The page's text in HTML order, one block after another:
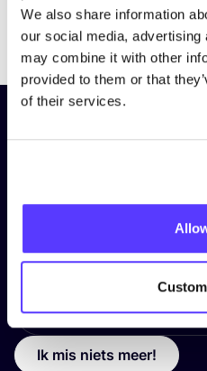
We also share information
our social media,
may combine it with other
provided to them or that
of their services.
Ik mis niets meer!